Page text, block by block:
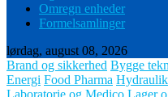
Omregn enheder
Formelsamlinger
lørdag, august 08, 2026
Brand og sikkerhed Bygge
Energi Food Pharma